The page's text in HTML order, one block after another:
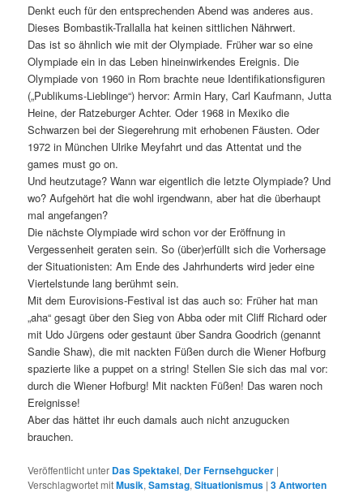
Denkt euch für den entsprechenden Abend was anderes aus.
Dieses Bombastik-Trallalla hat keinen sittlichen Nährwert.
Das ist so ähnlich wie mit der Olympiade. Früher war so eine
Olympiade ein in das Leben hineinwirkendes Ereignis. Die
Olympiade von 1960 in Rom brachte neue Identifikationsfiguren
(„Publikums-Lieblinge“) hervor: Armin Hary, Carl Kaufmann, Jutta
Heine, der Ratzeburger Achter. Oder 1968 in Mexiko die
Schwarzen bei der Siegerehrung mit erhobenen Fäusten. Oder
1972 in München Ulrike Meyfahrt und das Attentat und the
games must go on.
Und heutzutage? Wann war eigentlich die letzte Olympiade? Und
wo? Aufgehört hat die wohl irgendwann, aber hat die überhaupt
mal angefangen?
Die nächste Olympiade wird schon vor der Eröffnung in
Vergessenheit geraten sein. So (über)erfüllt sich die Vorhersage
der Situationisten: Am Ende des Jahrhunderts wird jeder eine
Viertelstunde lang berühmt sein.
Mit dem Eurovisions-Festival ist das auch so: Früher hat man
„aha“ gesagt über den Sieg von Abba oder mit Cliff Richard oder
mit Udo Jürgens oder gestaunt über Sandra Goodrich (genannt
Sandie Shaw), die mit nackten Füßen durch die Wiener Hofburg
spazierte like a puppet on a string! Stellen Sie sich das mal vor:
durch die Wiener Hofburg! Mit nackten Füßen! Das waren noch
Ereignisse!
Aber das hättet ihr euch damals auch nicht anzugucken
brauchen.
Veröffentlicht unter Das Spektakel, Der Fernsehgucker |
Verschlagwortet mitMusik,Samstag,Situationismus |3Antworten